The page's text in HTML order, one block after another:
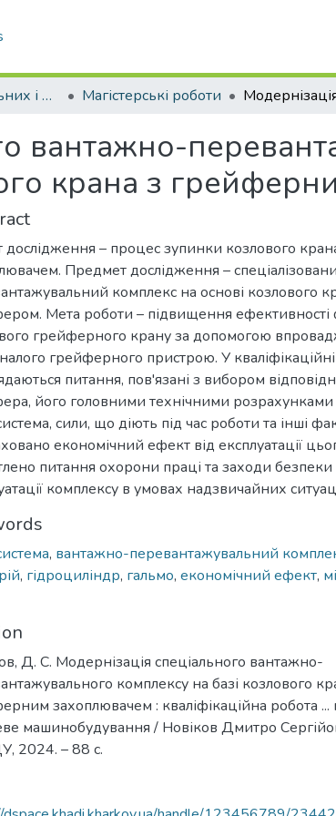
Кафедра будівельних і дорожніх машин Магістерські роботи
вантажно-
крана з
дослідження – процес зупинки козлового
Предмет дослідження –
комплекс на основі козлового
Мета роботи – підвищення ефективності
грейферного крану за допомогою
грейферного пристрою. У
питання, пов'язані з вибором
його головними технічними розрахунками
сили, що діють під час роботи та інші
економічний ефект від експлуатації
питання охорони праці та заходи безпеки
комплексу в умовах надзвичайних
, вантажно-перевантажувальний
, гідроциліндр, гальмо, економічний ефект,
Д. С. Модернізація спеціального вантажно-
комплексу на базі козлового
захоплювачем : кваліфікаційна робота ...
машинобудування / Новіков Дмитро
2024. – 88 с.